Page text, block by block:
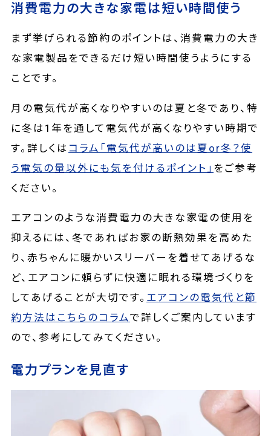
消費電力の大きな家電は短い時間使う
まず挙げられる節約のポイントは、消費電力の大き
な家電製品をできるだけ短い時間使うようにする
ことです。
月の電気代が高くなりやすいのは夏と冬であり、特
に冬は1年を通して電気代が高くなりやすい時期で
す。詳しくは コラム「電気代が高いのは夏or冬？使
う電気の量以外にも気を付けるポイント」 をご参考
ください。
エアコンのような消費電力の大きな家電の使用を
抑えるには、冬であればお家の断熱効果を高めた
り、赤ちゃんに暖かいスリーパーを着せてあげるな
ど、エアコンに頼らずに快適に眠れる環境づくりを
してあげることが大切です。 エアコンの電気代と節
約方法はこちらのコラムで詳しくご案内しています
ので、参考にしてみてください。
電力プランを見直す